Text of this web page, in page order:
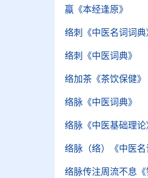
蠃 《本经逢原》
络刺 《中医名词词
络刺 《中医词典》
络加茶 《茶饮保健》
络脉 《中医词典》
络脉 《中医基础理
络脉（络） 《中医
络脉传注周流不息